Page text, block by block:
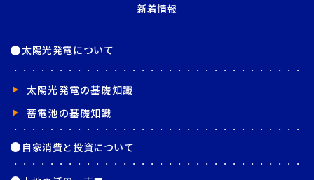
新着情報
太陽光発電について
太陽光発電の基礎知識
蓄電池の基礎知識
自家消費と投資について